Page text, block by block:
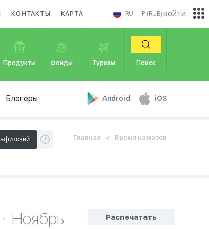
КОНТАКТЫ КАРТА RU ₽ (RUB)
Продукты Фонды Туризм Поиск
Блогеры Android iOS
войти
Главная Время намазов
Распечатать
Ноябрь